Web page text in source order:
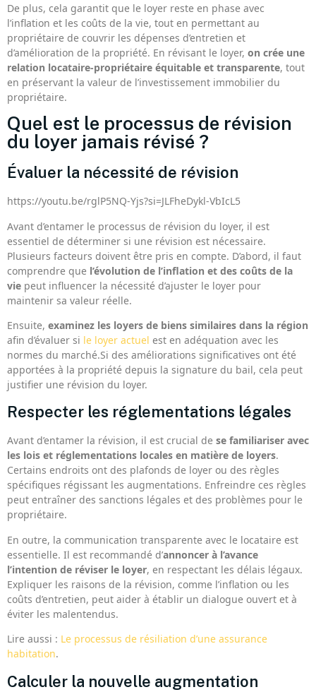
De plus, cela garantit que le loyer reste en phase avec
l’inflation et les coûts de la vie, tout en permettant au
propriétaire de couvrir les dépenses d’entretien et
d’amélioration de la propriété. En révisant le loyer, on crée une
relation locataire-propriétaire équitable et transparente, tout
en préservant la valeur de l’investissement immobilier du
propriétaire.
Quel est le processus de révision
du loyer jamais révisé ?
Évaluer la nécessité de révision
https://youtu.be/rglP5NQ-Yjs?si=JLFheDykl-VbIcL5
Avant d’entamer le processus de révision du loyer, il est
essentiel de déterminer si une révision est nécessaire.
Plusieurs facteurs doivent être pris en compte. D’abord, il faut
comprendre que l’évolution de l’inflation et des coûts de la
vie peut influencer la nécessité d’ajuster le loyer pour
maintenir sa valeur réelle.
Ensuite, examinez les loyers de biens similaires dans la région
afin d’évaluer si le loyer actuel est en adéquation avec les
normes du marché.Si des améliorations significatives ont été
apportées à la propriété depuis la signature du bail, cela peut
justifier une révision du loyer.
Respecter les réglementations légales
Avant d’entamer la révision, il est crucial de se familiariser avec
les lois et réglementations locales en matière de loyers.
Certains endroits ont des plafonds de loyer ou des règles
spécifiques régissant les augmentations. Enfreindre ces règles
peut entraîner des sanctions légales et des problèmes pour le
propriétaire.
En outre, la communication transparente avec le locataire est
essentielle. Il est recommandé d’annoncer à l’avance
l’intention de réviser le loyer, en respectant les délais légaux.
Expliquer les raisons de la révision, comme l’inflation ou les
coûts d’entretien, peut aider à établir un dialogue ouvert et à
éviter les malentendus.
Lire aussi : Le processus de résiliation d’une assurance
habitation.
Calculer la nouvelle augmentation